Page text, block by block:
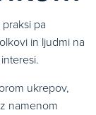
pa
in ljudmi na
ukrepov,
namenom